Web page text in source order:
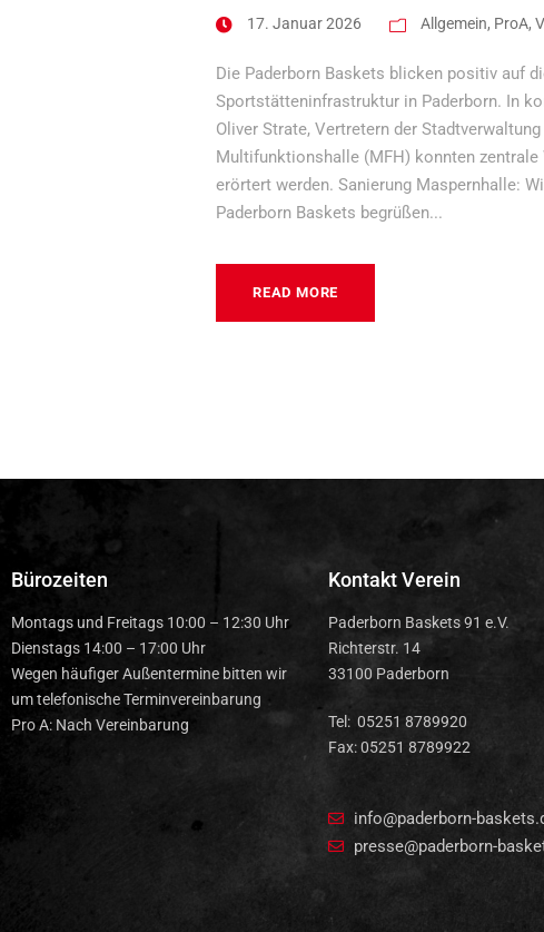
17. Januar 2026 Allgemein, ProA,
Die Paderborn Baskets blicken positiv auf
Sportstätteninfrastruktur in Paderborn. In
Oliver Strate, Vertretern der
Multifunktionshalle (MFH) konnten
erörtert werden. Sanierung Maspernhalle:
Paderborn Baskets begrüßen...
READ MORE
Bürozeiten
Montags und Freitags 10:00 – 12:30 Uhr
Dienstags 14:00 – 17:00 Uhr
Wegen häufiger Außentermine bitten wir
um telefonische Terminvereinbarung
Pro A: Nach Vereinbarung
Kontakt Verein
Paderborn Baskets 91 e.V.
Richterstr. 14
33100 Paderborn
Tel: 05251 8789920
Fax: 05251 8789922
info@paderborn-
presse@paderborn-